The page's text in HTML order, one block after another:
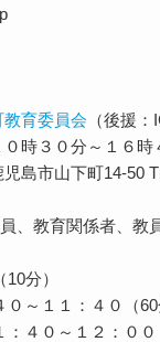
育委員会 （後援
時３０分～１６時
児島市山下町14-50
、教育関係者、
分）
～１１：４０（60
４０～１２：００